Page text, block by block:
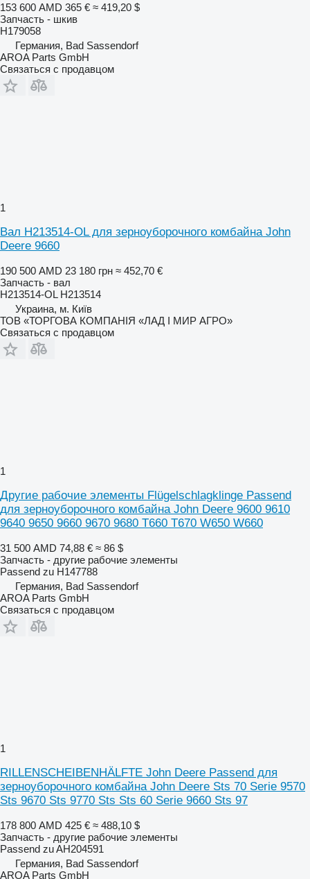
153 600 AMD 365 € ≈ 419,20 $
Запчасть - шкив
H179058
Германия, Bad Sassendorf
AROA Parts GmbH
Связаться с продавцом
1
Вал H213514-OL для зерноуборочного комбайна John
Deere 9660
190 500 AMD 23 180 грн ≈ 452,70 €
Запчасть - вал
H213514-OL H213514
Украина, м. Київ
ТОВ «ТОРГОВА КОМПАНІЯ «ЛАД І МИР АГРО»
Связаться с продавцом
1
Другие рабочие элементы Flügelschlagklinge Passend
для зерноуборочного комбайна John Deere 9600 9610
9640 9650 9660 9670 9680 T660 T670 W650 W660
31 500 AMD 74,88 € ≈ 86 $
Запчасть - другие рабочие элементы
Passend zu H147788
Германия, Bad Sassendorf
AROA Parts GmbH
Связаться с продавцом
1
RILLENSCHEIBENHÄLFTE John Deere Passend для
зерноуборочного комбайна John Deere Sts 70 Serie 9570
Sts 9670 Sts 9770 Sts Sts 60 Serie 9660 Sts 97
178 800 AMD 425 € ≈ 488,10 $
Запчасть - другие рабочие элементы
Passend zu AH204591
Германия, Bad Sassendorf
AROA Parts GmbH